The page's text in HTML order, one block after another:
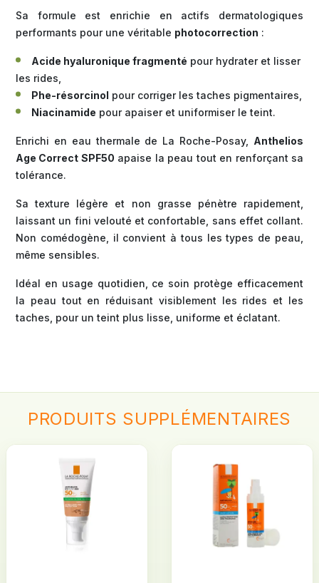
Sa formule est enrichie en actifs dermatologiques
performants pour une véritable photocorrection :
Acide hyaluronique fragmenté pour hydrater et lisser
les rides,
Phe-résorcinol pour corriger les taches pigmentaires,
Niacinamide pour apaiser et uniformiser le teint.
Enrichi en eau thermale de La Roche-Posay, Anthelios
Age Correct SPF50 apaise la peau tout en renforçant sa
tolérance.
Sa texture légère et non grasse pénètre rapidement,
laissant un fini velouté et confortable, sans effet collant.
Non comédogène, il convient à tous les types de peau,
même sensibles.
Idéal en usage quotidien, ce soin protège efficacement
la peau tout en réduisant visiblement les rides et les
taches, pour un teint plus lisse, uniforme et éclatant.
PRODUITS SUPPLÉMENTAIRES